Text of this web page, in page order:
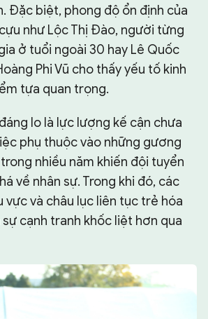
Đặc biệt, phong độ ổn định của
như Lộc Thị Đào, người từng
ở tuổi ngoài 30 hay Lê Quốc
Phi Vũ cho thấy yếu tố kinh
tựa quan trọng.
lo là lực lượng kế cận chưa
phụ thuộc vào những gương
nhiều năm khiến đội tuyển
về nhân sự. Trong khi đó, các
vực và châu lục liên tục trẻ hóa
cạnh tranh khốc liệt hơn qua